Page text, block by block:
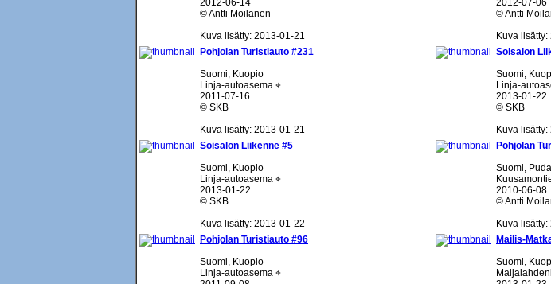
2012-06-14
© Antti Moilanen
Kuva lisätty: 2013-01-21
2012-07-06
© Antti
Kuva
Pohjolan Turistiauto #231
Suomi, Kuopio
Linja-autoasema ⌖
2011-07-16
© SKB
Kuva lisätty: 2013-01-21
Soisalon
Suomi,
Linja-
2013-01-22
© SKB
Kuva
Soisalon Liikenne #5
Suomi, Kuopio
Linja-autoasema ⌖
2013-01-22
© SKB
Kuva lisätty: 2013-01-22
Pohjolan
Suomi,
2010-06-08
© Antti
Kuva
Pohjolan Turistiauto #96
Suomi, Kuopio
Linja-autoasema ⌖
Mailis-
Suomi,